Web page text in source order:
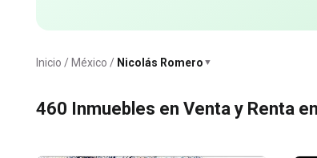
460 Inmuebles en Venta y Renta
Inicio México Nicolás Romero
Nicolás Romero ▼